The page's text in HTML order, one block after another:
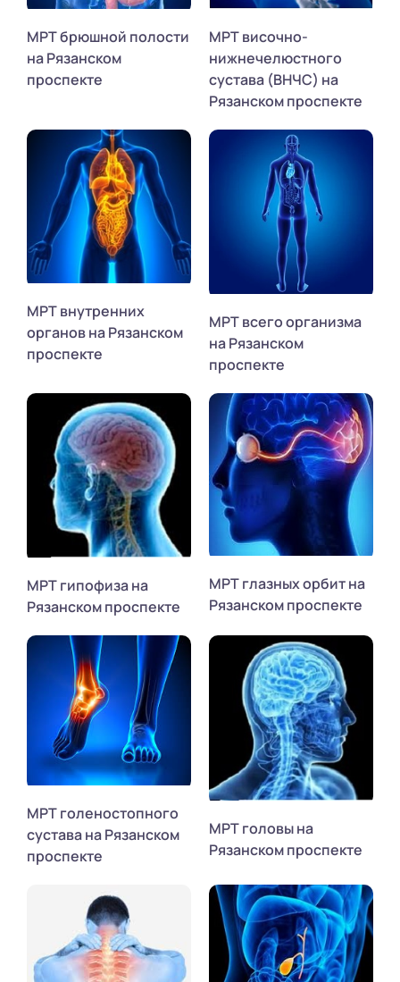
МРТ брюшной полости
на Рязанском
проспекте
МРТ височно-
нижнечелюстного
сустава (ВНЧС) на
Рязанском проспекте
МРТ внутренних
органов на Рязанском
проспекте
МРТ всего организма
на Рязанском
проспекте
МРТ гипофиза на
Рязанском проспекте
МРТ глазных орбит на
Рязанском проспекте
МРТ голеностопного
сустава на Рязанском
проспекте
МРТ головы на
Рязанском проспекте